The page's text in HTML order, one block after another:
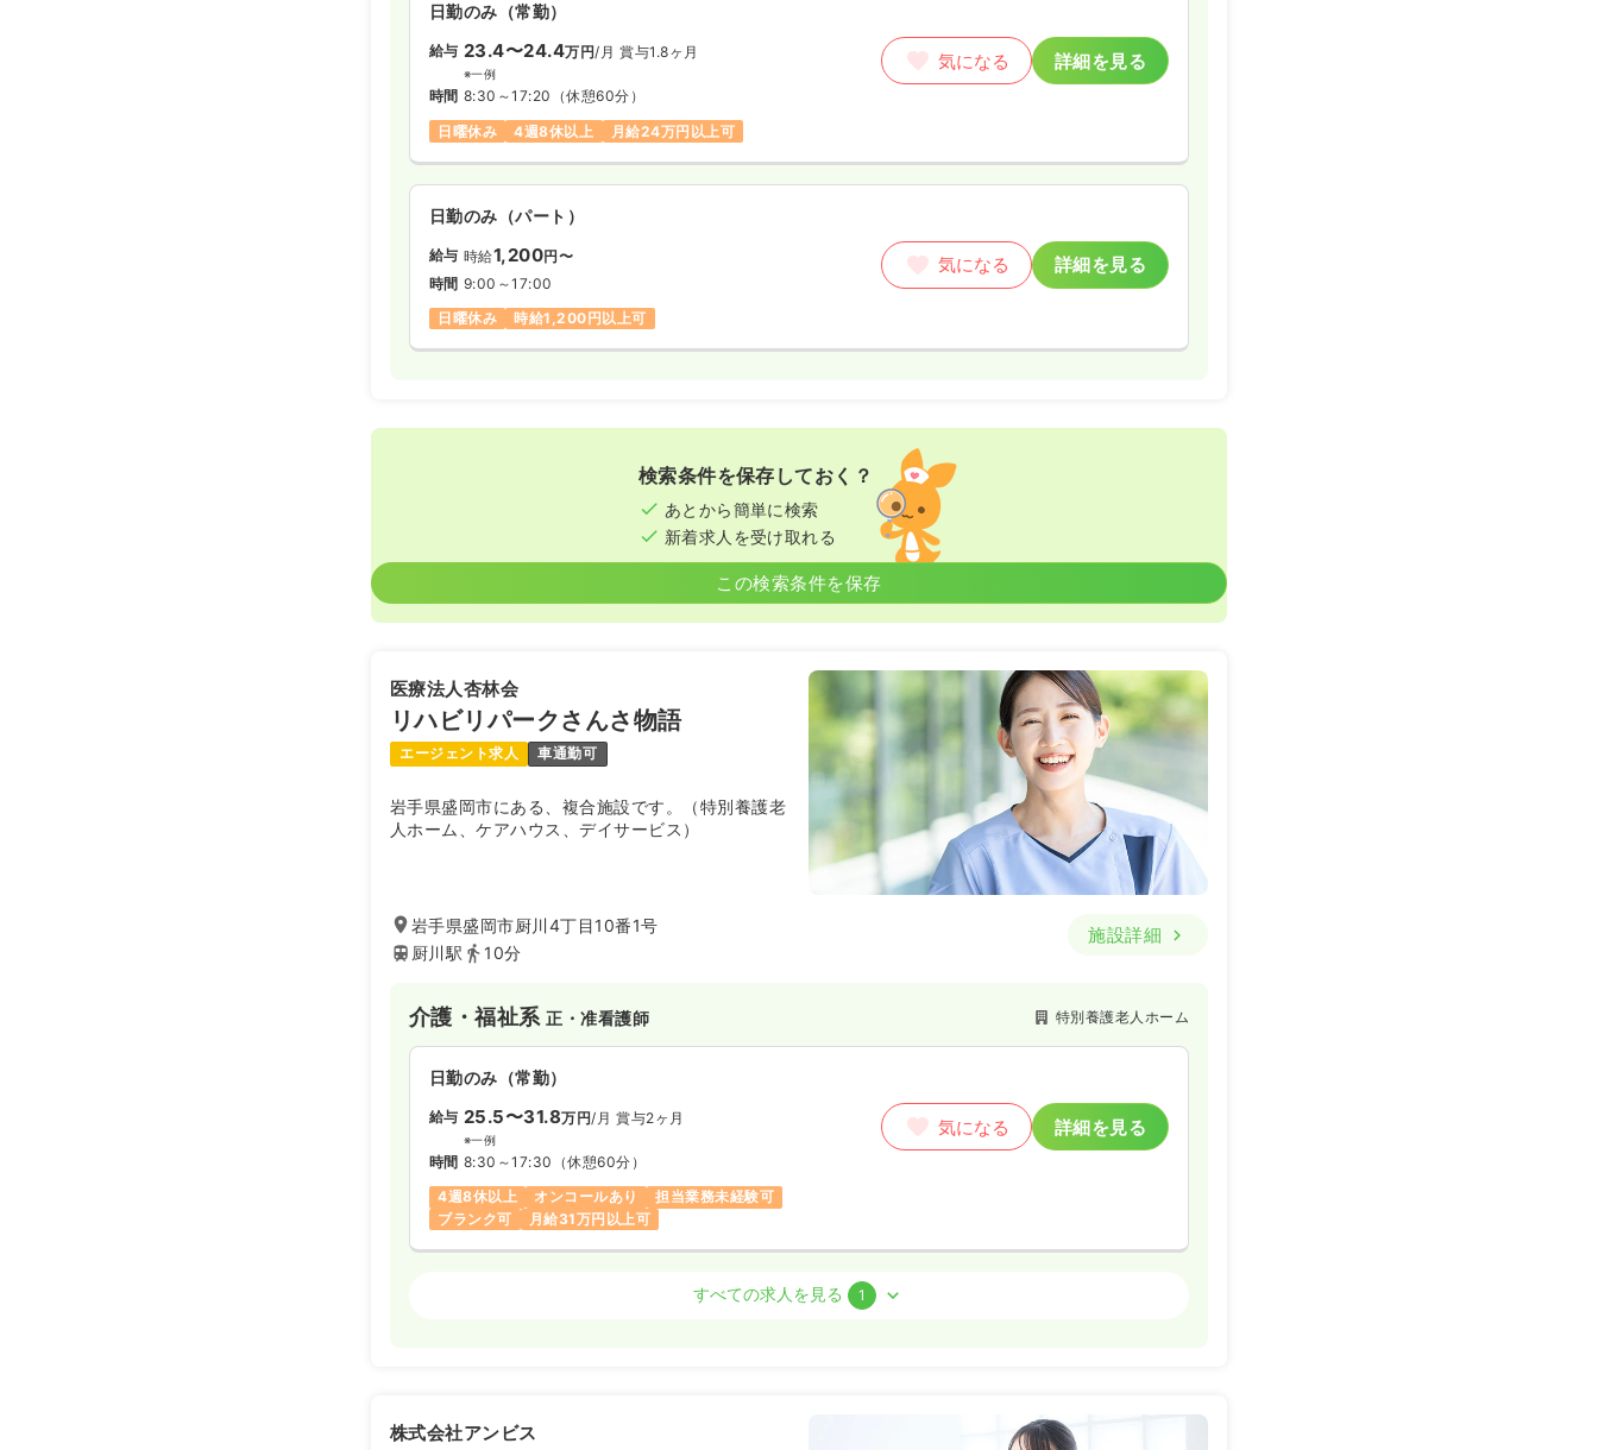
日勤のみ（常勤）
給与 23.4〜24.4万円/月 賞与1.8ヶ月
※一例
時間 8:30～17:20 （休憩60分）
日曜休み
4週8休以上 月給24万円以上可
気になる 詳細を見る
日勤のみ（パート）
給与 時給1,200円〜
時間 9:00～17:00
日曜休み
時給1,200円以上可
気になる 詳細を見る
検索条件を保存しておく？
あとから簡単に検索
新着求人を受け取れる
この検索条件を保存
医療法人杏林会
リハビリパークさんさ物語
エージェント求人 車通勤可
岩手県盛岡市にある、複合施設です。（特別養護老
人ホーム、ケアハウス、デイサービス）
岩手県盛岡市厨川4丁目10番1号
厨川駅
10分
施設詳細
介護・福祉系正・准看護師 特別養護老人ホーム
日勤のみ（常勤）
給与 25.5〜31.8万円/月 賞与2ヶ月
※一例
時間 8:30～17:30 （休憩60分）
4週8休以上
オンコールあり
担当業務未経験可
ブランク可
月給31万円以上可
気になる 詳細を見る
4週8休以上
オンコールあり
すべての求人を見る 1
株式会社アンビス